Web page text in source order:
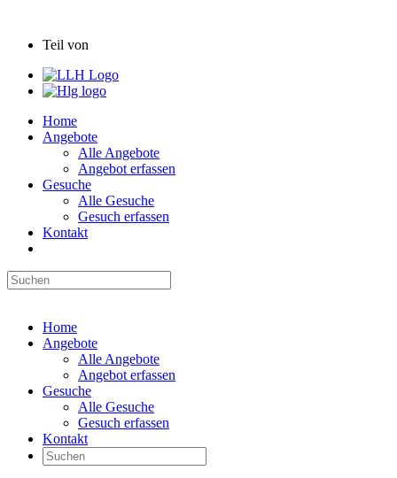
Teil von
Home
Angebote
Alle Angebote
Angebot erfassen
Gesuche
Alle Gesuche
Gesuch erfassen
Kontakt
Home
Angebote
Alle Angebote
Angebot erfassen
Gesuche
Alle Gesuche
Gesuch erfassen
Kontakt